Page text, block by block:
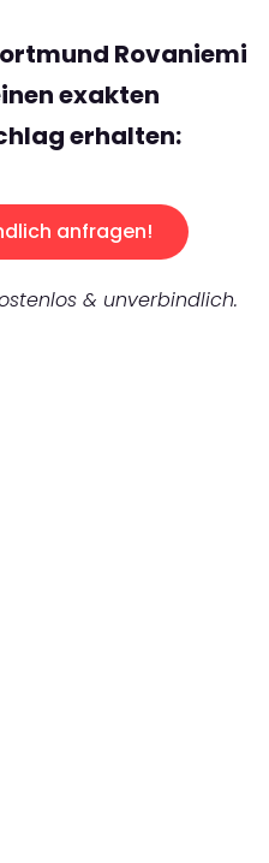
Rovaniemi
exakten
erhalten:
anfragen!
& unverbindlich.